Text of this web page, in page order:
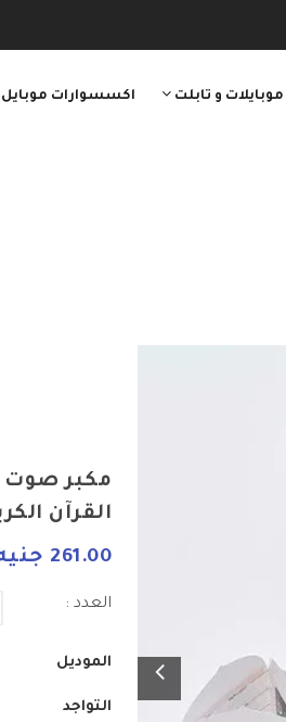
موبايلات و تابلت اكسسوارات موبايل
مكبر صوت
القرآن
261.00 جنيه
العدد :
الموديل
التواجد